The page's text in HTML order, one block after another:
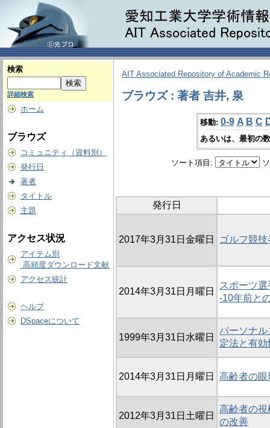
検索
詳細検索
ホーム
ブラウズ
コミュニティ（資料別）
発行日
著者
タイトル
主題
アクセス状況
アイテム別
高頻度ダウンロード文献
アクセス統計
ヘルプ
DSpaceについて
AIT Associated Repository of Academic
ブラウズ : 著者 吉井, 泉
移動: 0-9 A B C
あるいは、最初の
ソート項目:
発行日
2017年3月31日金曜日 ゴルフ競
2014年3月31日月曜日
スポーツ
-10年前と
1999年3月31日水曜日
パーソナ
定法と有効
2014年3月31日月曜日 高齢者の
2012年3月31日土曜日
高齢者の
の改善